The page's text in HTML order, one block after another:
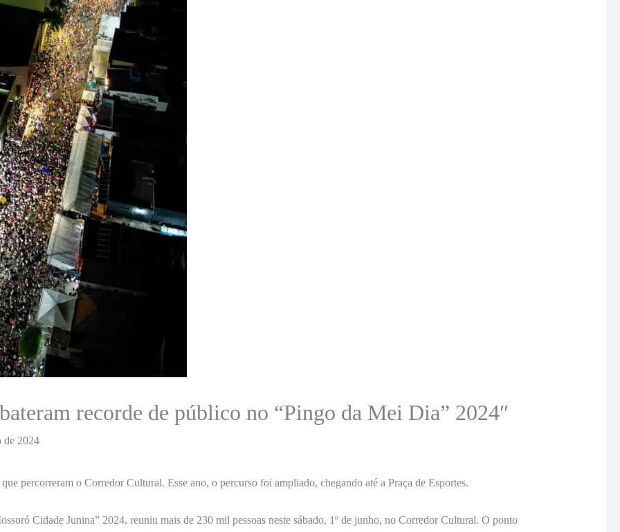
recorde de público no “Pingo da Mei Dia” 2024″
de 2024
percorreram o Corredor Cultural. Esse ano, o percurso foi ampliado, chegando até a Praça de Esportes.
Cidade Junina” 2024, reuniu mais de 230 mil pessoas neste sábado, 1º de junho, no Corredor Cultural. O ponto